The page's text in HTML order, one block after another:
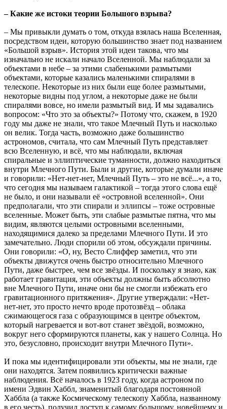
– Какие же истоки теории Большого взрыва?
– Мы привыкли думать о том, откуда взялась наша Вселенная,
посредством идеи, которую большинство знает под названием
«Большой взрыв». История этой идеи такова, что мы
изначально не искали начало Вселенной. Мы наблюдали за
объектами в небе – за этими слабенькими размытыми
объектами, которые казались маленькими спиралями в
телескопе. Некоторые из них были еще более размытыми,
некоторые видны под углом, а некоторые даже не были
спиралями вовсе, но имели размытый вид. И мы задавались
вопросом: «Что это за объекты?» Потому что, скажем, в 1920
году мы даже не знали, что такое Млечный Путь и насколько
он велик. Тогда часть, возможно даже большинство
астрономов, считала, что сам Млечный Путь представляет
всю Вселенную, и всё, что мы наблюдали, включая
спиральные и эллиптические туманности, должно находиться
внутри Млечного Пути. Были и другие, которые думали иначе
и говорили: «Нет-нет-нет, Млечный Путь – это не всё...», а то,
что сегодня мы называем галактикой – тогда этого слова ещё
не было, и они называли её «островной вселенной». Они
предполагали, что эти спирали и эллипсы – тоже островные
вселенные. Может быть, эти слабые размытые пятна, что мы
видим, являются целыми островными вселенными,
находящимися далеко за пределами Млечного Пути. И это
замечательно. Люди спорили об этом, обсуждали причины.
Они говорили: «О, ну, Весто Слиффер заметил, что эти
объекты движутся очень быстро относительно Млечного
Пути, даже быстрее, чем все звёзды. И поскольку я знаю, как
работает гравитация, эти объекты должны быть абсолютно
вне Млечного Пути, иначе они бы не смогли избежать его
гравитационного притяжения». Другие утверждали: «Нет-
нет-нет, это просто нечто вроде протозвёзд – облака
сжимающегося газа с образующимся в центре объектом,
который нагревается и вот-вот станет звёздой, возможно,
вокруг него сформируются планеты, как у нашего Солнца. Но
это, безусловно, происходит внутри Млечного Пути».
И пока мы идентифицировали эти объекты, мы не знали, где
они находятся. Затем появились критически важные
наблюдения. Всё началось в 1923 году, когда астроном по
имени Эдвин Хаббл, знаменитый благодаря постоянной
Хаббла (а также Космическому телескопу Хаббла, названному
в его честь), получил доступ к самому большому, новейшему и